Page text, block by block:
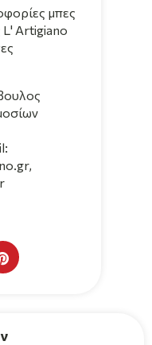
μπες
L' Artigiano